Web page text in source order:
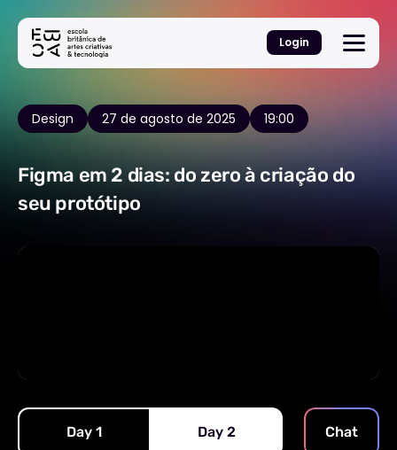
Login
Design 27 de agosto de 2025 19:00
Figma em 2 dias: do zero à criação do
seu protótipo
Day 1 Day 2 Chat